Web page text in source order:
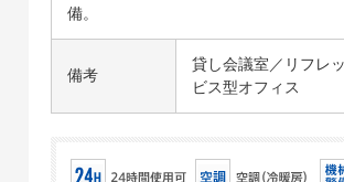
備。
備考
貸し会議室／リフレ
ビス型オフィス